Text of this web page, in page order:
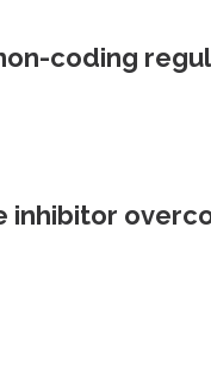
coding
inhibitor